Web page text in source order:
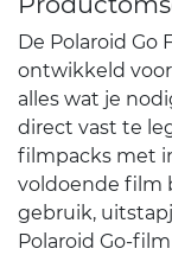
De Polaroid Go
ontwikkeld
alles wat je
direct vast te
filmpacks met
voldoende film
gebruik,
Polaroid Go-